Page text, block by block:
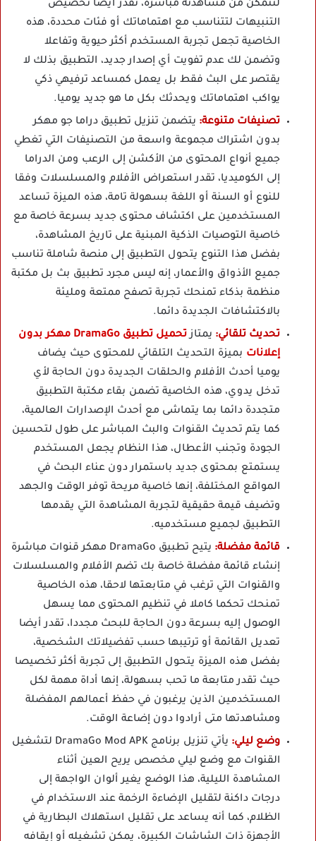
لتتمكن من مشاهدته مباشرة، تقدر أيضا تخصيص
التنبيهات لتتناسب مع اهتماماتك أو فئات محددة، هذه
الخاصية تجعل تجربة المستخدم أكثر حيوية وتفاعلا
وتضمن لك عدم تفويت أي إصدار جديد، التطبيق بذلك لا
يقتصر على البث فقط بل يعمل كمساعد ترفيهي ذكي
يواكب اهتماماتك ويحدثك بكل ما هو جديد يوميا.
تصنيفات متنوعة: يتضمن تنزيل تطبيق دراما جو مهكر
بدون اشتراك مجموعة واسعة من التصنيفات التي تغطي
جميع أنواع المحتوى من الأكشن إلى الرعب ومن الدراما
إلى الكوميديا، تقدر استعراض الأفلام والمسلسلات وفقا
للنوع أو السنة أو اللغة بسهولة تامة، هذه الميزة تساعد
المستخدمين على اكتشاف محتوى جديد بسرعة خاصة مع
خاصية التوصيات الذكية المبنية على تاريخ المشاهدة،
بفضل هذا التنوع يتحول التطبيق إلى منصة شاملة تناسب
جميع الأذواق والأعمار، إنه ليس مجرد تطبيق بث بل مكتبة
منظمة بذكاء تمنحك تجربة تصفح ممتعة ومليئة
بالاكتشافات الجديدة دائما.
تحديث تلقائي: يمتاز
تحميل تطبيق DramaGo مهكر بدون
إعلانات بميزة التحديث التلقائي للمحتوى حيث يضاف
يوميا أحدث الأفلام والحلقات الجديدة دون الحاجة لأي
تدخل يدوي، هذه الخاصية تضمن بقاء مكتبة التطبيق
متجددة دائما بما يتماشى مع أحدث الإصدارات العالمية،
كما يتم تحديث القنوات والبث المباشر على طول لتحسين
الجودة وتجنب الأعطال، هذا النظام يجعل المستخدم
يستمتع بمحتوى جديد باستمرار دون عناء البحث في
المواقع المختلفة، إنها خاصية مريحة توفر الوقت والجهد
وتضيف قيمة حقيقية لتجربة المشاهدة التي يقدمها
التطبيق لجميع مستخدميه.
قائمة مفضلة:
يتيح تطبيق DramaGo مهكر قنوات مباشرة
إنشاء قائمة مفضلة خاصة بك تضم الأفلام والمسلسلات
والقنوات التي ترغب في متابعتها لاحقا، هذه الخاصية
تمنحك تحكما كاملا في تنظيم المحتوى مما يسهل
الوصول إليه بسرعة دون الحاجة للبحث مجددا، تقدر أيضا
تعديل القائمة أو ترتيبها حسب تفضيلاتك الشخصية،
بفضل هذه الميزة يتحول التطبيق إلى تجربة أكثر تخصيصا
حيث تقدر متابعة ما تحب بسهولة، إنها أداة مهمة لكل
المستخدمين الذين يرغبون في حفظ أعمالهم المفضلة
ومشاهدتها متى أرادوا دون إضاعة الوقت.
وضع ليلي:
يأتي تنزيل برنامج DramaGo Mod APK لتشغيل
القنوات مع وضع ليلي مخصص يريح العين أثناء
المشاهدة الليلية، هذا الوضع يغير ألوان الواجهة إلى
درجات داكنة لتقليل الإضاءة الرخمة عند الاستخدام في
الظلام، كما أنه يساعد على تقليل استهلاك البطارية في
الأجهزة ذات الشاشات الكبيرة، يمكن تشغيله أو إيقافه